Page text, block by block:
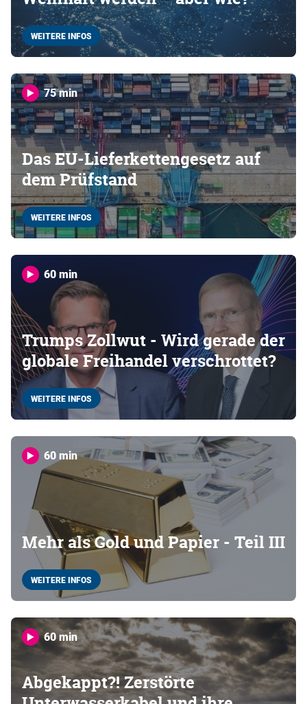
WEITERE INFOS
75 min
Das EU-Lieferkettengesetz auf
dem Prüfstand
WEITERE INFOS
60 min
Trumps Zollwut - Wird gerade der
globale Freihandel verschrottet?
WEITERE INFOS
60 min
Mehr als Gold und Papier - Teil III
WEITERE INFOS
60 min
Abgekappt?! Zerstörte